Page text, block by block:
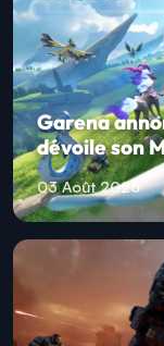
Garena
dévoile son
03 Août 2026